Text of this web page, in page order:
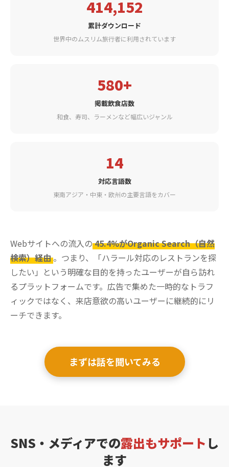
414,152
累計ダウンロード
世界中のムスリム旅行者に利用されています
580+
掲載飲食店数
和食、寿司、ラーメンなど幅広いジャンル
14
対応言語数
東南アジア・中東・欧州の主要言語をカバー
Webサイトへの流入の 45.4%がOrganic Search（自然
検索）経由 。つまり、「ハラール対応のレストランを探
したい」という明確な目的を持ったユーザーが自ら訪れ
るプラットフォームです。広告で集めた一時的なトラフ
ィックではなく、来店意欲の高いユーザーに継続的にリ
ーチできます。
まずは話を聞いてみる
SNS・メディアでの露出もサポート し
ます